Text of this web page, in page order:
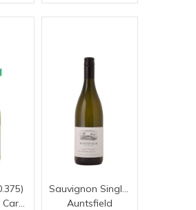
Auntsfield